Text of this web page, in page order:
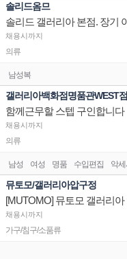
솔리드옴므
솔리드 갤러리아 본점. 장기
채용시까지
의류
남성복
갤러리아백화점명품관WEST
함께근무할 스텝 구인합니다
채용시까지
의류
남성 여성 명품 수입편집 악세
뮤토모/갤러리아압구정
[MUTOMO] 뮤토모 갤러리
채용시까지
가구/침구/소품류